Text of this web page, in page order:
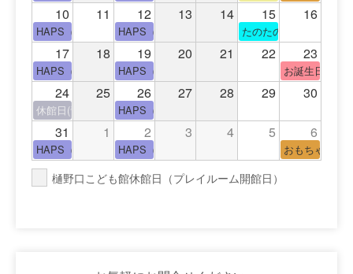
10 11 12 13 14 15 16
HAPS（中高生タイム）HAPS（中高生タイム） たのたのサイエンス教
17 18 19 20 21 22 23
HAPS（中高生タイム）HAPS（中高生タイム） お誕生日(手形
24 25 26 27 28 29 30
休館日(青少年会館休館日)HAPS（中高生タイム）
31 1 2 3 4 5 6
HAPS（中高生タイム）HAPS（中高生タイム） おもちゃの広
樋野口こども館休館日（プレイルーム開館日）